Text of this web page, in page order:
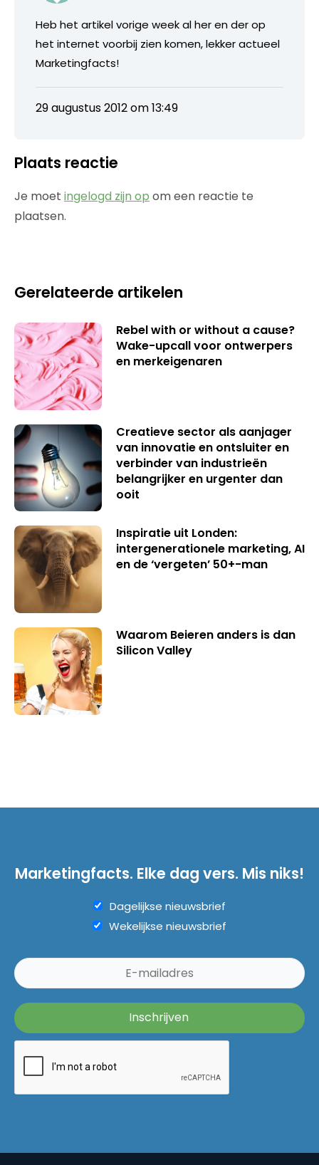
Heb het artikel vorige week al her en der op
het internet voorbij zien komen, lekker actueel
Marketingfacts!
29 augustus 2012 om 13:49
Plaats reactie
Je moet ingelogd zijn op om een reactie te
plaatsen.
Gerelateerde artikelen
Rebel with or without a cause?
Wake-upcall voor ontwerpers
en merkeigenaren
Creatieve sector als aanjager
van innovatie en ontsluiter en
verbinder van industrieën
belangrijker en urgenter dan
ooit
Inspiratie uit Londen:
intergenerationele marketing, AI
en de ‘vergeten’ 50+-man
Waarom Beieren anders is dan
Silicon Valley
Marketingfacts. Elke dag vers. Mis niks!
Dagelijkse nieuwsbrief
Wekelijkse nieuwsbrief